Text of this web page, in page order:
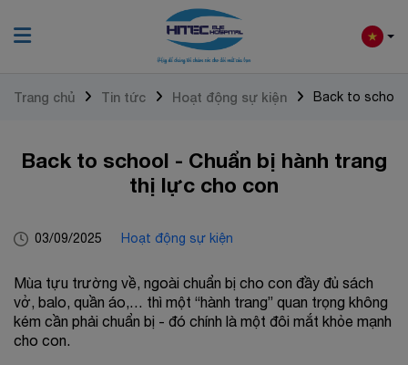
Trang chủ Tin tức Hoạt động sự kiện Back to
Back to school - Chuẩn bị hành trang
thị lực cho con
03/09/2025 Hoạt động sự kiện
Mùa tựu trường về, ngoài chuẩn bị cho con đầy đủ sách
vở, balo, quần áo,… thì một “hành trang” quan trọng không
kém cần phải chuẩn bị - đó chính là một đôi mắt khỏe mạnh
cho con.